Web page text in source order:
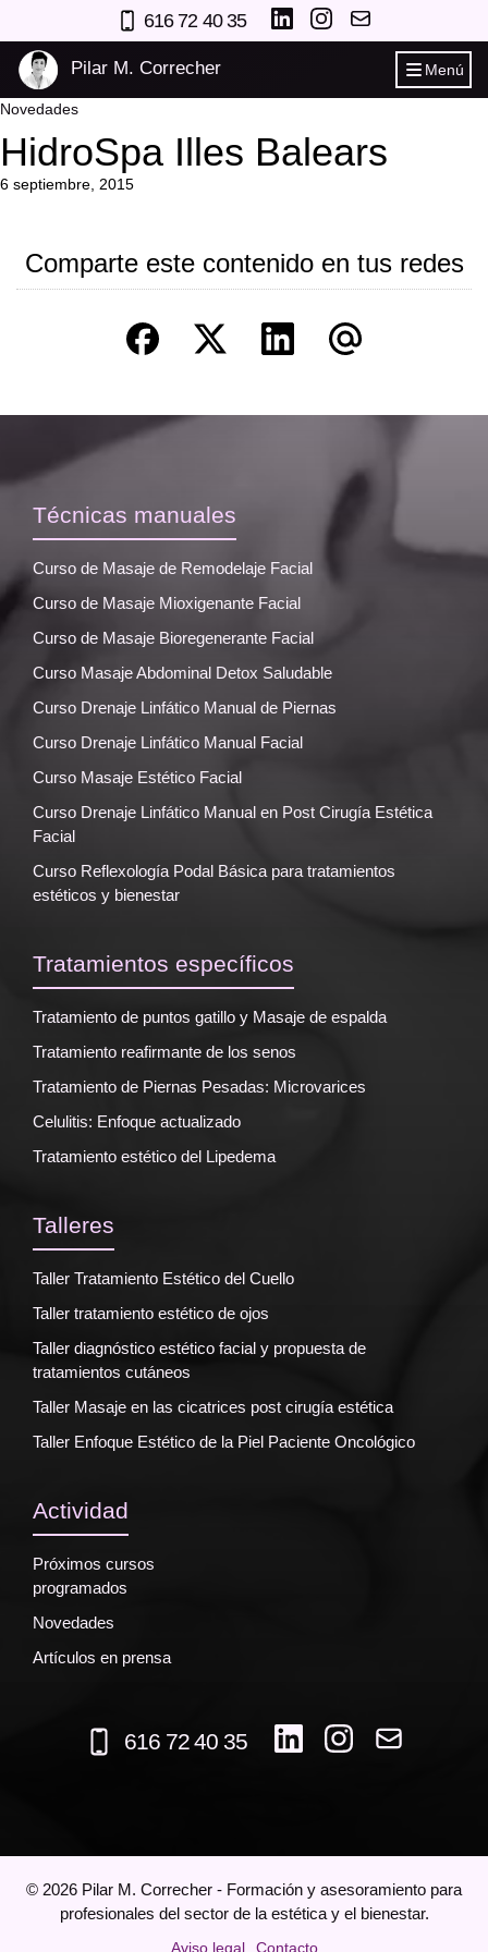
616 72 40 35
Pilar M. Correcher Menú
Novedades
HidroSpa Illes Balears
6 septiembre, 2015
Comparte este contenido en tus redes
Técnicas manuales
Curso de Masaje de Remodelaje Facial
Curso de Masaje Mioxigenante Facial
Curso de Masaje Bioregenerante Facial
Curso Masaje Abdominal Detox Saludable
Curso Drenaje Linfático Manual de Piernas
Curso Drenaje Linfático Manual Facial
Curso Masaje Estético Facial
Curso Drenaje Linfático Manual en Post Cirugía Estética
Facial
Curso Reflexología Podal Básica para tratamientos
estéticos y bienestar
Tratamientos específicos
Tratamiento de puntos gatillo y Masaje de espalda
Tratamiento reafirmante de los senos
Tratamiento de Piernas Pesadas: Microvarices
Celulitis: Enfoque actualizado
Tratamiento estético del Lipedema
Talleres
Taller Tratamiento Estético del Cuello
Taller tratamiento estético de ojos
Taller diagnóstico estético facial y propuesta de
tratamientos cutáneos
Taller Masaje en las cicatrices post cirugía estética
Taller Enfoque Estético de la Piel Paciente Oncológico
Actividad
Próximos cursos
programados
Novedades
Artículos en prensa
616 72 40 35
© 2026 Pilar M. Correcher - Formación y asesoramiento para
profesionales del sector de la estética y el bienestar.
Aviso legal Contacto